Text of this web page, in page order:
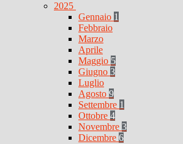
2025
Gennaio 1
Febbraio
Marzo
Aprile
Maggio 5
Giugno 3
Luglio
Agosto 9
Settembre 1
Ottobre 4
Novembre 3
Dicembre 6